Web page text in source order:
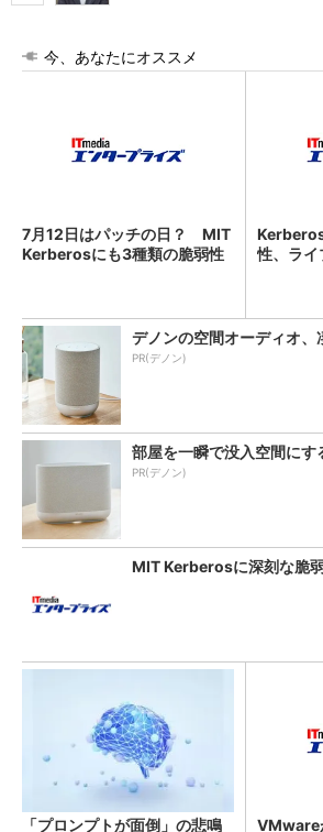
今、あなたにオススメ
7月12日はパッチの日？ MIT
Kerberosにも3種類の脆弱性
性、ライ
デノンの空間オーディオ、
PR(デノン)
部屋を一瞬で没入空間にす
PR(デノン)
MIT Kerberosに深刻な脆
「プロンプトが面倒」の悲鳴 VMware